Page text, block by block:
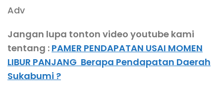
Adv
Jangan lupa tonton video youtube kami
tentang : PAMER PENDAPATAN USAI MOMEN
LIBUR PANJANG Berapa Pendapatan Daerah
Sukabumi ?